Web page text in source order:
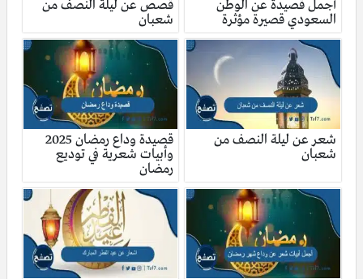
أجمل قصيدة عن الوطن
السعودي قصيرة مؤثرة
قصص عن ليلة النصف من
شعبان
شعر عن ليلة النصف من
شعبان
قصيدة وداع رمضان 2025
وأبيات شعرية في توديع
رمضان